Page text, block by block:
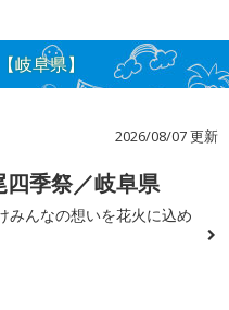
岐阜県】
2026/08/07 更新
四季祭／岐阜県
みんなの想いを花火に込め